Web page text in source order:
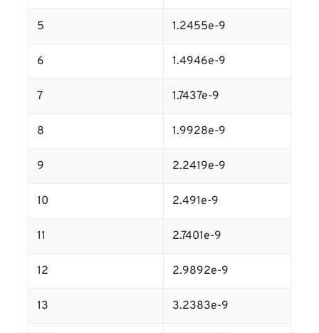
5 1.2455e-9
6 1.4946e-9
7 1.7437e-9
8 1.9928e-9
9 2.2419e-9
10 2.491e-9
11 2.7401e-9
12 2.9892e-9
13 3.2383e-9